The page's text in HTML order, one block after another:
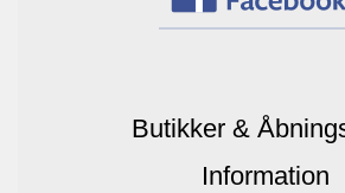
Butikker &
Information